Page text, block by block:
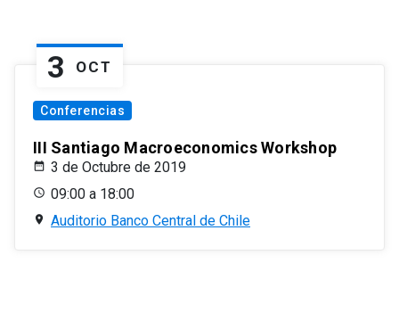
3 OCT
Conferencias
III Santiago Macroeconomics Workshop
3 de Octubre de 2019
09:00 a 18:00
Auditorio Banco Central de Chile